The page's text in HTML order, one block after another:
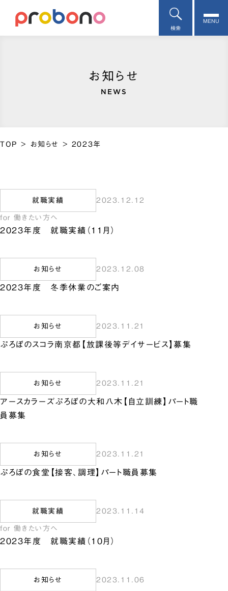
検索
MENU
お知らせ
NEWS
TOP > お知らせ > 2023年
就職実績 2023.12.12
for 働きたい方へ
2023年度 就職実績（11月）
お知らせ 2023.12.08
2023年度 冬季休業のご案内
お知らせ 2023.11.21
ぷろぼのスコラ南京都【放課後等デイサービス】募集
お知らせ 2023.11.21
アースカラーズぷろぼの大和八木【自立訓練】パート職
員募集
お知らせ 2023.11.21
ぷろぼの食堂【接客、調理】パート職員募集
就職実績 2023.11.14
for 働きたい方へ
2023年度 就職実績（10月）
お知らせ 2023.11.06